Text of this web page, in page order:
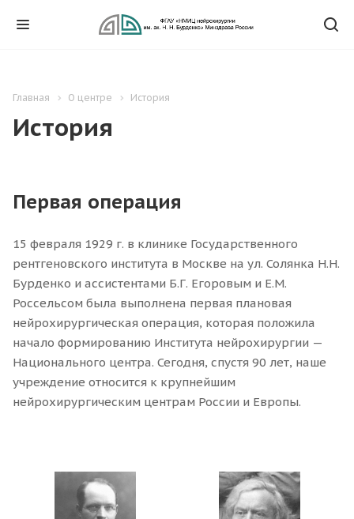
Главная О центре История
История
Первая операция
15 февраля 1929 г. в клинике Государственного
рентгеновского института в Москве на ул. Солянка Н.Н.
Бурденко и ассистентами Б.Г. Егоровым и Е.М.
Россельсом была выполнена первая плановая
нейрохирургическая операция, которая положила
начало формированию Института нейрохирургии —
Национального центра. Сегодня, спустя 90 лет, наше
учреждение относится к крупнейшим
нейрохирургическим центрам России и Европы.